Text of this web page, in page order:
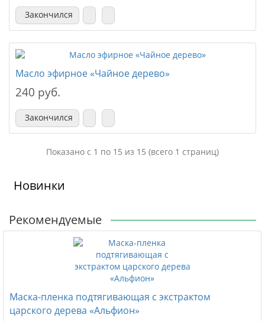
Закончился
Масло эфирное «Чайное дерево»
240 руб.
Закончился
Показано с 1 по 15 из 15 (всего 1 страниц)
Новинки
Рекомендуемые
Маска-пленка подтягивающая с экстрактом
царского дерева «Альфион»